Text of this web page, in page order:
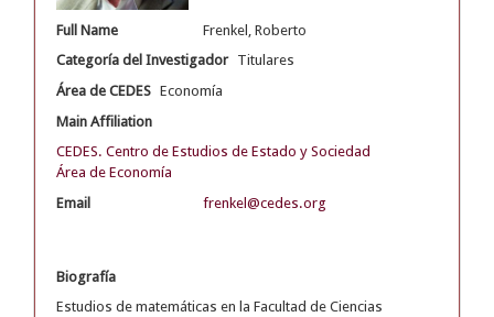
Full Name
Frenkel, Roberto
Categoría del Investigador Titulares
Área de CEDES Economía
Main Affiliation
CEDES. Centro de Estudios de Estado y Sociedad
Área de Economía
Email
frenkel@cedes.org
Biografía
Estudios de matemáticas en la Facultad de Ciencias